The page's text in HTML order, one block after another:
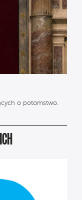
o potomstwo.